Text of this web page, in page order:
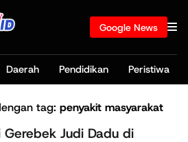
Google News
Daerah Pendidikan Peristiwa
tag: penyakit masyarakat
Gerebek Judi Dadu di